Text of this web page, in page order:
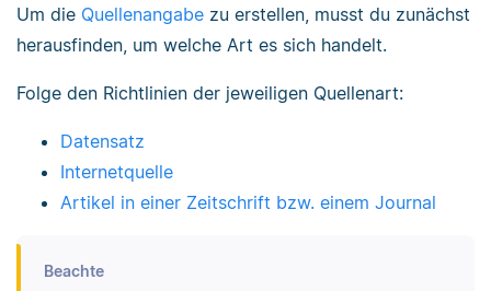
Um die Quellenangabe zu erstellen, musst du zunächst
herausfinden, um welche Art es sich handelt.
Folge den Richtlinien der jeweiligen Quellenart:
Datensatz
Internetquelle
Artikel in einer Zeitschrift bzw. einem Journal
Beachte